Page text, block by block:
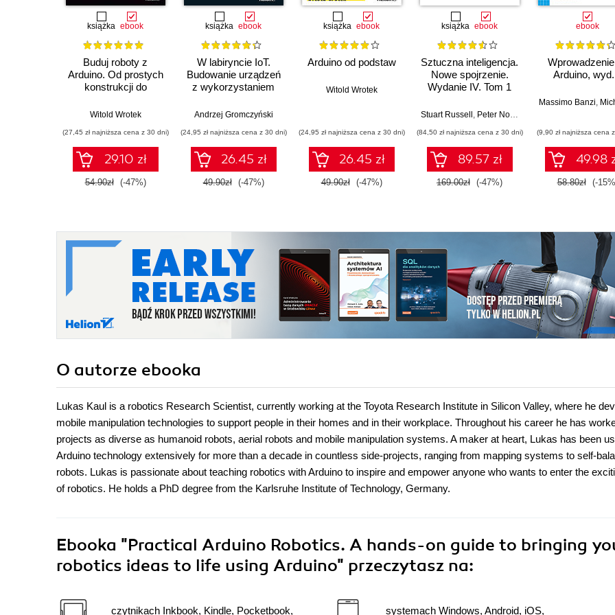
książka ebook
Buduj roboty z
Arduino. Od prostych
konstrukcji do
systemów
Witold Wrotek
(27,45 zł najniższa cena z 30 dni)
29.10 zł
54.90zł (-47%)
książka ebook
W labiryncie IoT.
Budowanie urządzeń
z wykorzystaniem
ESP32
Andrzej Gromczyński
(24,95 zł najniższa cena z 30 dni)
26.45 zł
49.90zł (-47%)
książka ebook
Arduino od podstaw
Witold Wrotek
(24,95 zł najniższa cena z 30 dni)
26.45 zł
49.90zł (-47%)
książka ebook
Sztuczna inteligencja.
Nowe spojrzenie.
Wydanie IV. Tom 1
Stuart Russell , Peter Norvig
(84,50 zł najniższa cena z 30 dni)
89.57 zł
169.00zł (-47%)
ebook
Arduino,
Massimo Banzi,
(9,90 zł najniższa cena
49.98
58.80zł (-
O autorze ebooka
Lukas Kaul is a robotics Research Scientist, currently working at the Toyota Research Institute in Silicon Valley, where he
mobile manipulation technologies to support people in their homes and in their workplace. Throughout his career he has
projects as diverse as humanoid robots, aerial robots and mobile manipulation systems. A maker at heart, Lukas has been
Arduino technology extensively for more than a decade in countless side-projects, ranging from mapping systems to self-
robots. Lukas is passionate about teaching robotics with Arduino to inspire and empower anyone who wants to enter the
of robotics. He holds a PhD degree from the Karlsruhe Institute of Technology, Germany.
Ebooka "Practical Arduino Robotics. A hands-on guide to bringing
robotics ideas to life using Arduino" przeczytasz na:
czytnikach Inkbook, Kindle, Pocketbook, systemach Windows, Android, iOS,